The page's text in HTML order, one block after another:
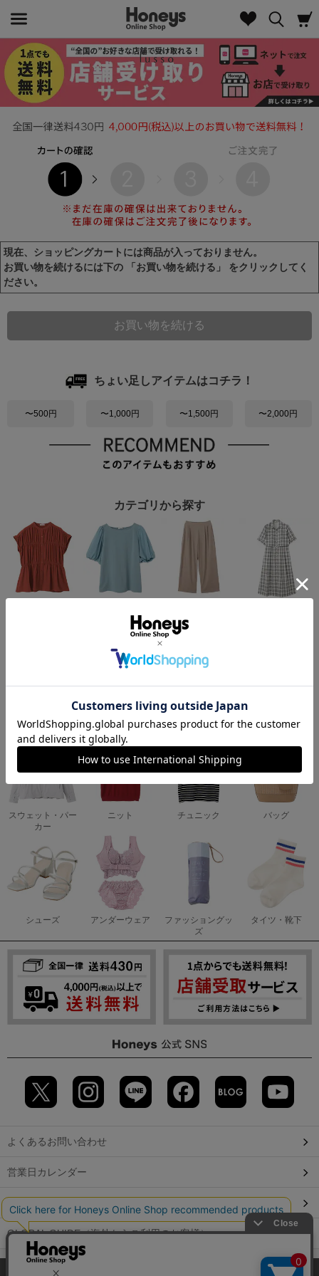
現在、ショッピングカートには商品が入っておりません。
お買い物を続けるには下の 「お買い物を続ける」 をクリックしてく
ださい。
ちょい足しアイテムはコチラ！
〜500円 〜1,000円 〜1,500円 〜2,000円
カテゴリから探す
カーディガン アウター キャミ・タンク
スウェット・パー
カー
ニット チュニック バッグ
シューズ アンダーウェア
ファッショングッ
ズ
タイツ・靴下
よくあるお問い合わせ
営業日カレンダー
店舗検索
GLOBAL GUIDE（海外からご利用のお客様）
会社概要
当サイトでは、サイトの利便性向上のため、クッキー(Cookie)を使